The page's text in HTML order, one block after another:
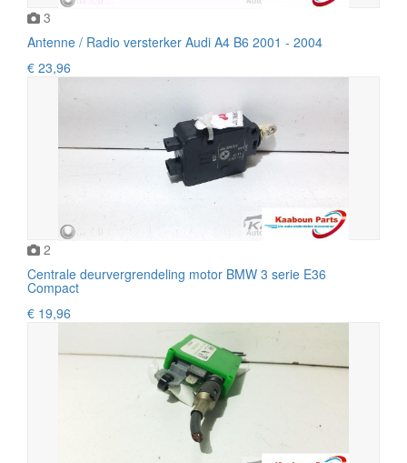
3
Antenne / Radio versterker Audi A4 B6 2001 - 2004
€ 23,96
2
Centrale deurvergrendeling motor BMW 3 serie E36
Compact
€ 19,96